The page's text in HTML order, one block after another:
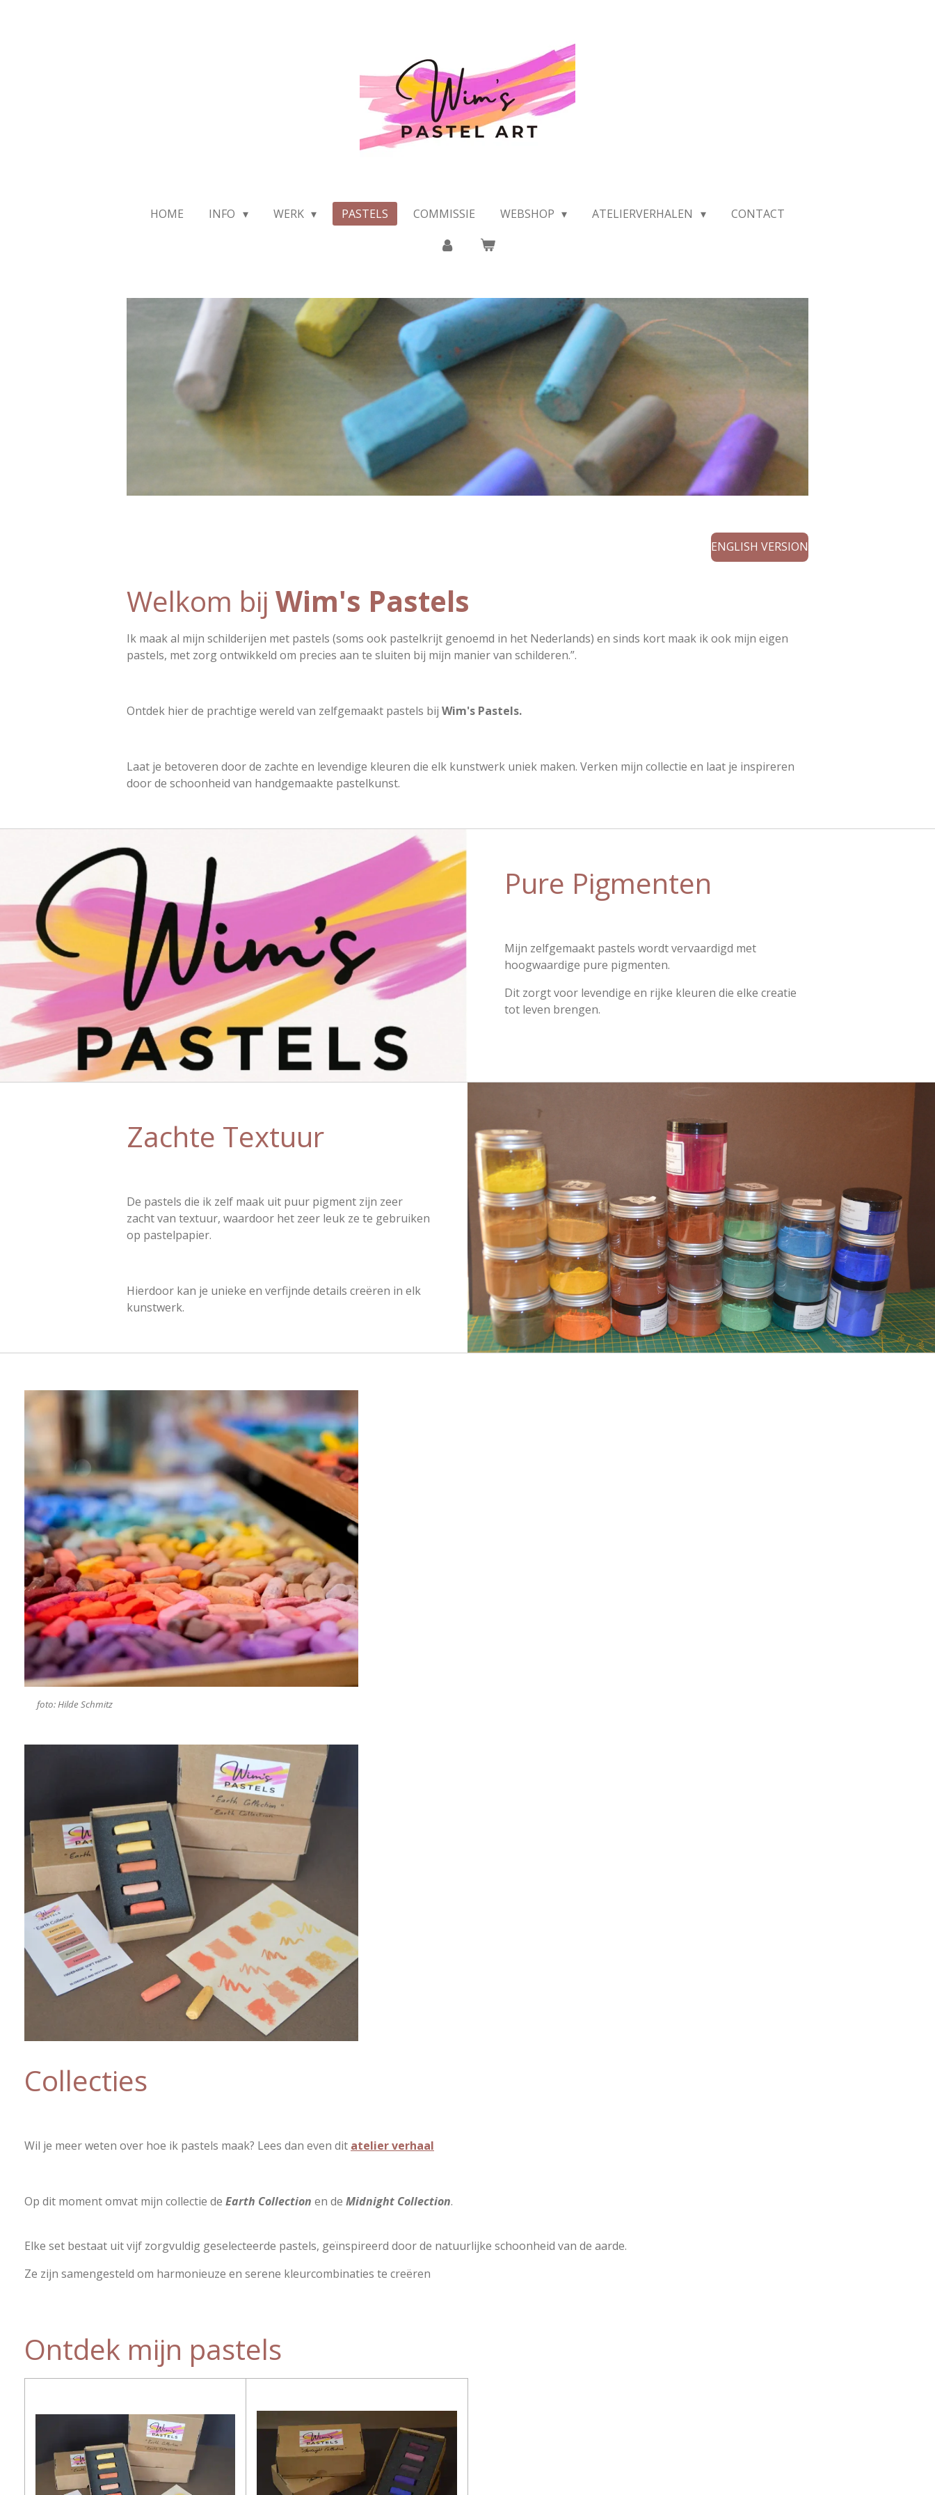
HOME INFO WERK PASTELS COMMISSIE WEBSHOP ATELIERVERHALEN CONTACT
ENGLISH VERSION
Welkom bij Wim's Pastels
Ik maak al mijn schilderijen met pastels (soms ook pastelkrijt genoemd in het Nederlands) en sinds kort maak ik ook mijn eigen
pastels, met zorg ontwikkeld om precies aan te sluiten bij mijn manier van schilderen.”.
Ontdek hier de prachtige wereld van zelfgemaakt pastels bij Wim's Pastels.
Laat je betoveren door de zachte en levendige kleuren die elk kunstwerk uniek maken. Verken mijn collectie en laat je inspireren
door de schoonheid van handgemaakte pastelkunst.
Pure Pigmenten
Mijn zelfgemaakt pastels wordt vervaardigd met
hoogwaardige pure pigmenten.
Dit zorgt voor levendige en rijke kleuren die elke creatie
tot leven brengen.
Zachte Textuur
De pastels die ik zelf maak uit puur pigment zijn zeer
zacht van textuur, waardoor het zeer leuk ze te gebruiken
op pastelpapier.
Hierdoor kan je unieke en verfijnde details creëren in elk
kunstwerk.
foto: Hilde Schmitz
Collecties
Wil je meer weten over hoe ik pastels maak? Lees dan even dit atelier verhaal
Op dit moment omvat mijn collectie de Earth Collection en de Midnight Collection.
Elke set bestaat uit vijf zorgvuldig geselecteerde pastels, geïnspireerd door de natuurlijke schoonheid van de aarde.
Ze zijn samengesteld om harmonieuze en serene kleurcombinaties te creëren
Ontdek mijn pastels